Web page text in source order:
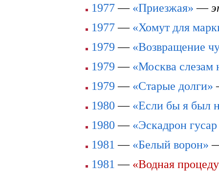
1977— «Приезжая» —
1977— «Хомут для
1979 — «Возвращение
1979 — «Москва слезам
1979 — «Старые долги»
1980 — «Если бы я был
1980 — «Эскадрон
1981 — «Белый ворон»
1981 — «Водная